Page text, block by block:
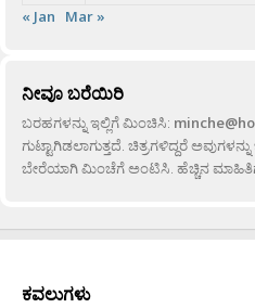
« Jan
Mar »
ನೀವೂ ಬರೆಯಿರಿ
ಬರಹಗಳನ್ನು ಇಲ್ಲಿಗೆ ಮಿಂಚಿಸಿ:
ಗುಟ್ಟಾಗಿಡಲಾಗುತ್ತದೆ. ಚಿತ್ರಗಳಿದ್ದರೆ
ಬೇರೆಯಾಗಿ ಮಿಂಚೆಗೆ ಅಂಟಿಸಿ. ಹೆಚ್ಚಿನ
ಕವಲುಗಳು